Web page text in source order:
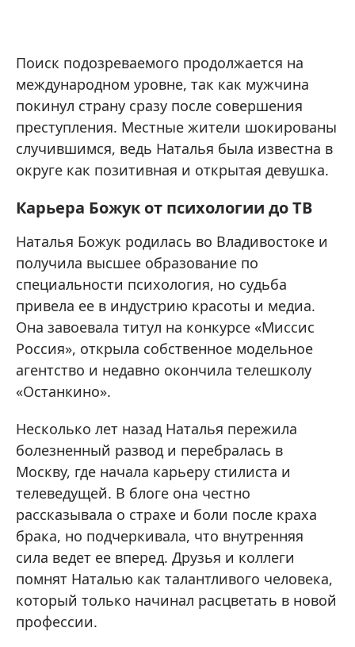
Поиск подозреваемого продолжается на
международном уровне, так как мужчина
покинул страну сразу после совершения
преступления. Местные жители шокированы
случившимся, ведь Наталья была известна в
округе как позитивная и открытая девушка.
Карьера Божук от психологии до ТВ
Наталья Божук родилась во Владивостоке и
получила высшее образование по
специальности психология, но судьба
привела ее в индустрию красоты и медиа.
Она завоевала титул на конкурсе «Миссис
Россия», открыла собственное модельное
агентство и недавно окончила телешколу
«Останкино».
Несколько лет назад Наталья пережила
болезненный развод и перебралась в
Москву, где начала карьеру стилиста и
телеведущей. В блоге она честно
рассказывала о страхе и боли после краха
брака, но подчеркивала, что внутренняя
сила ведет ее вперед. Друзья и коллеги
помнят Наталью как талантливого человека,
который только начинал расцветать в новой
профессии.